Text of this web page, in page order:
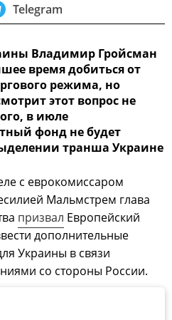
Telegram
Владимир Гройсман
время добиться от
режима, но
этот вопрос не
в июле
фонд не будет
транша Украине
с еврокомиссаром
Мальмстрем глава
призвал Европейский
дополнительные
Украины в связи
со стороны России.